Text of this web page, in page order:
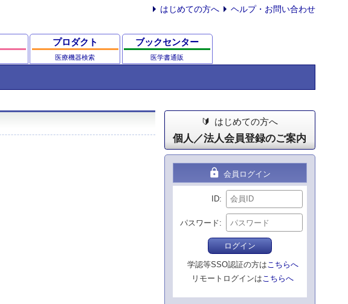
はじめての方へ ヘルプ・お問い合わせ
プロダクト
医療機器検索
ブックセンター
医学書通販
はじめての方へ
個人／法人会員登録のご案内
lock 会員ログイン
ID
パスワード
ログイン
学認等SSO認証の方はこちらへ
リモートログインはこちらへ